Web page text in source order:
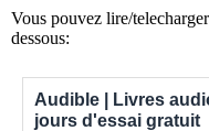
Vous pouvez lire/
dessous:
Audible | Livres
jours d'essai gratuit